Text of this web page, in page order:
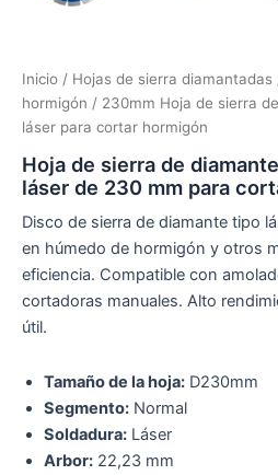
Inicio / Hojas de sierra diamantadas
hormigón / 230mm Hoja de sierra
láser para cortar hormigón
Hoja de sierra de
láser de 230 mm para
Disco de sierra de diamante tipo
en húmedo de hormigón y otros
eficiencia. Compatible con
cortadoras manuales. Alto
útil.
Tamaño de la hoja: D230mm
Segmento: Normal
Soldadura: Láser
Arbor: 22,23 mm